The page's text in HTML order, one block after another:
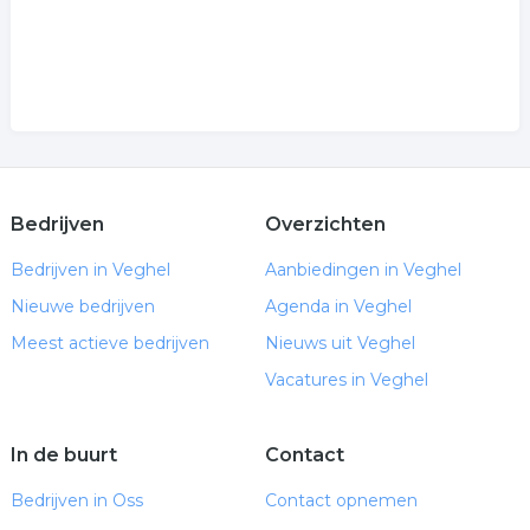
Bedrijven
Bedrijven in Veghel
Nieuwe bedrijven
Meest actieve bedrijven
Overzichten
Aanbiedingen in Veghel
Agenda in Veghel
Nieuws uit Veghel
Vacatures in Veghel
In de buurt
Bedrijven in Oss
Contact
Contact opnemen